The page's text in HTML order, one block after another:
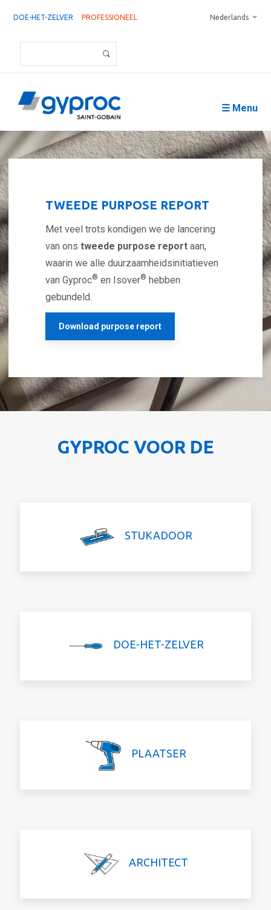
DOE-HET-ZELVER PROFESSIONEEL Nederlands
☰ Menu
TWEEDE PURPOSE REPORT
Met veel trots kondigen we de lancering
van ons tweede purpose report aan,
waarin we alle duurzaamheidsinitiatieven
van Gyproc® en Isover® hebben
gebundeld.
Download purpose report
GYPROC VOOR DE
STUKADOOR
DOE-HET-ZELVER
PLAATSER
ARCHITECT